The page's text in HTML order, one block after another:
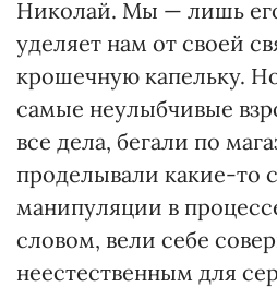
Николай. Мы — лишь
уделяет нам от своей
крошечную капельку.
самые неулыбчивые
все дела, бегали по
проделывали какие-то
манипуляции в
словом, вели себе
неестественным для